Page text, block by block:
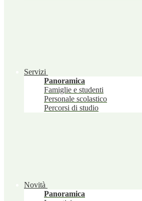
Servizi
Panoramica
Famiglie e studenti
Personale scolastico
Percorsi di studio
Novità
Panoramica